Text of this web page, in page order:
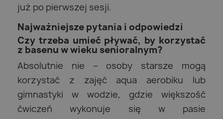
już po pierwszej sesji.
Najważniejsze pytania i odpowiedzi
Czy trzeba umieć pływać, by korzystać
z basenu w wieku senioralnym?
Absolutnie nie – osoby starsze mogą
korzystać z zajęć aqua aerobiku lub
gimnastyki w wodzie, gdzie większość
ćwiczeń wykonuje się w pasie